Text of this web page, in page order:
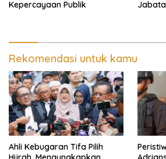
Kepercayaan Publik
Rekomendasi untuk kamu
Ahli Kebugaran Tifa Pilih